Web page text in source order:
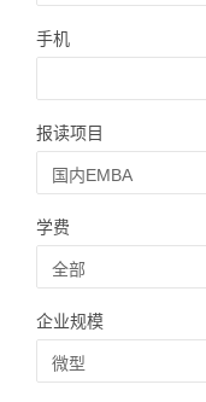
手机
报读项目
学费
企业规模